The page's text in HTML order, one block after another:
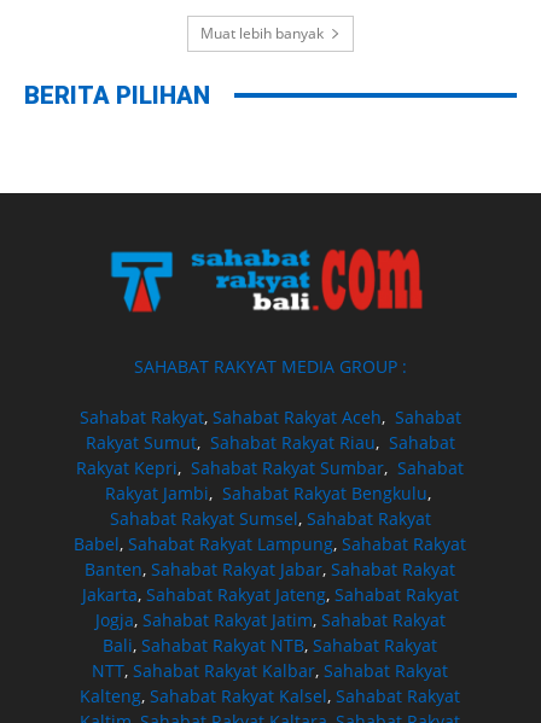
Muat lebih banyak
BERITA PILIHAN
SAHABAT RAKYAT MEDIA GROUP :
Sahabat Rakyat, Sahabat Rakyat Aceh, Sahabat
Rakyat Sumut, Sahabat Rakyat Riau, Sahabat
Rakyat Kepri,Sahabat Rakyat Sumbar,Sahabat
Rakyat Jambi, Sahabat Rakyat Bengkulu,
Sahabat Rakyat Sumsel, Sahabat Rakyat
Babel,Sahabat Rakyat Lampung,Sahabat Rakyat
Banten,Sahabat Rakyat Jabar,Sahabat Rakyat
Jakarta, Sahabat Rakyat Jateng, Sahabat Rakyat
Jogja, Sahabat Rakyat Jatim, Sahabat Rakyat
Bali,Sahabat Rakyat NTB,Sahabat Rakyat
NTT,Sahabat Rakyat Kalbar,Sahabat Rakyat
Kalteng,Sahabat Rakyat Kalsel,Sahabat Rakyat